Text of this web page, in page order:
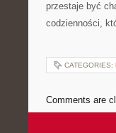
przestaje być
codzienności,
CATEGORIES:
Comments are